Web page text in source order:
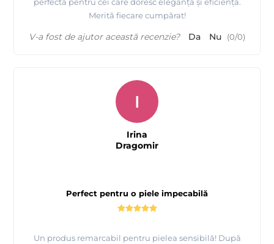
perfectă pentru cei care doresc eleganță și eficiență.
Merită fiecare cumpărat!
V-a fost de ajutor această recenzie? Da Nu (0/0)
Perfect pentru o piele impecabilă
Un produs remarcabil pentru pielea sensibilă! După
I
Irina
Dragomir